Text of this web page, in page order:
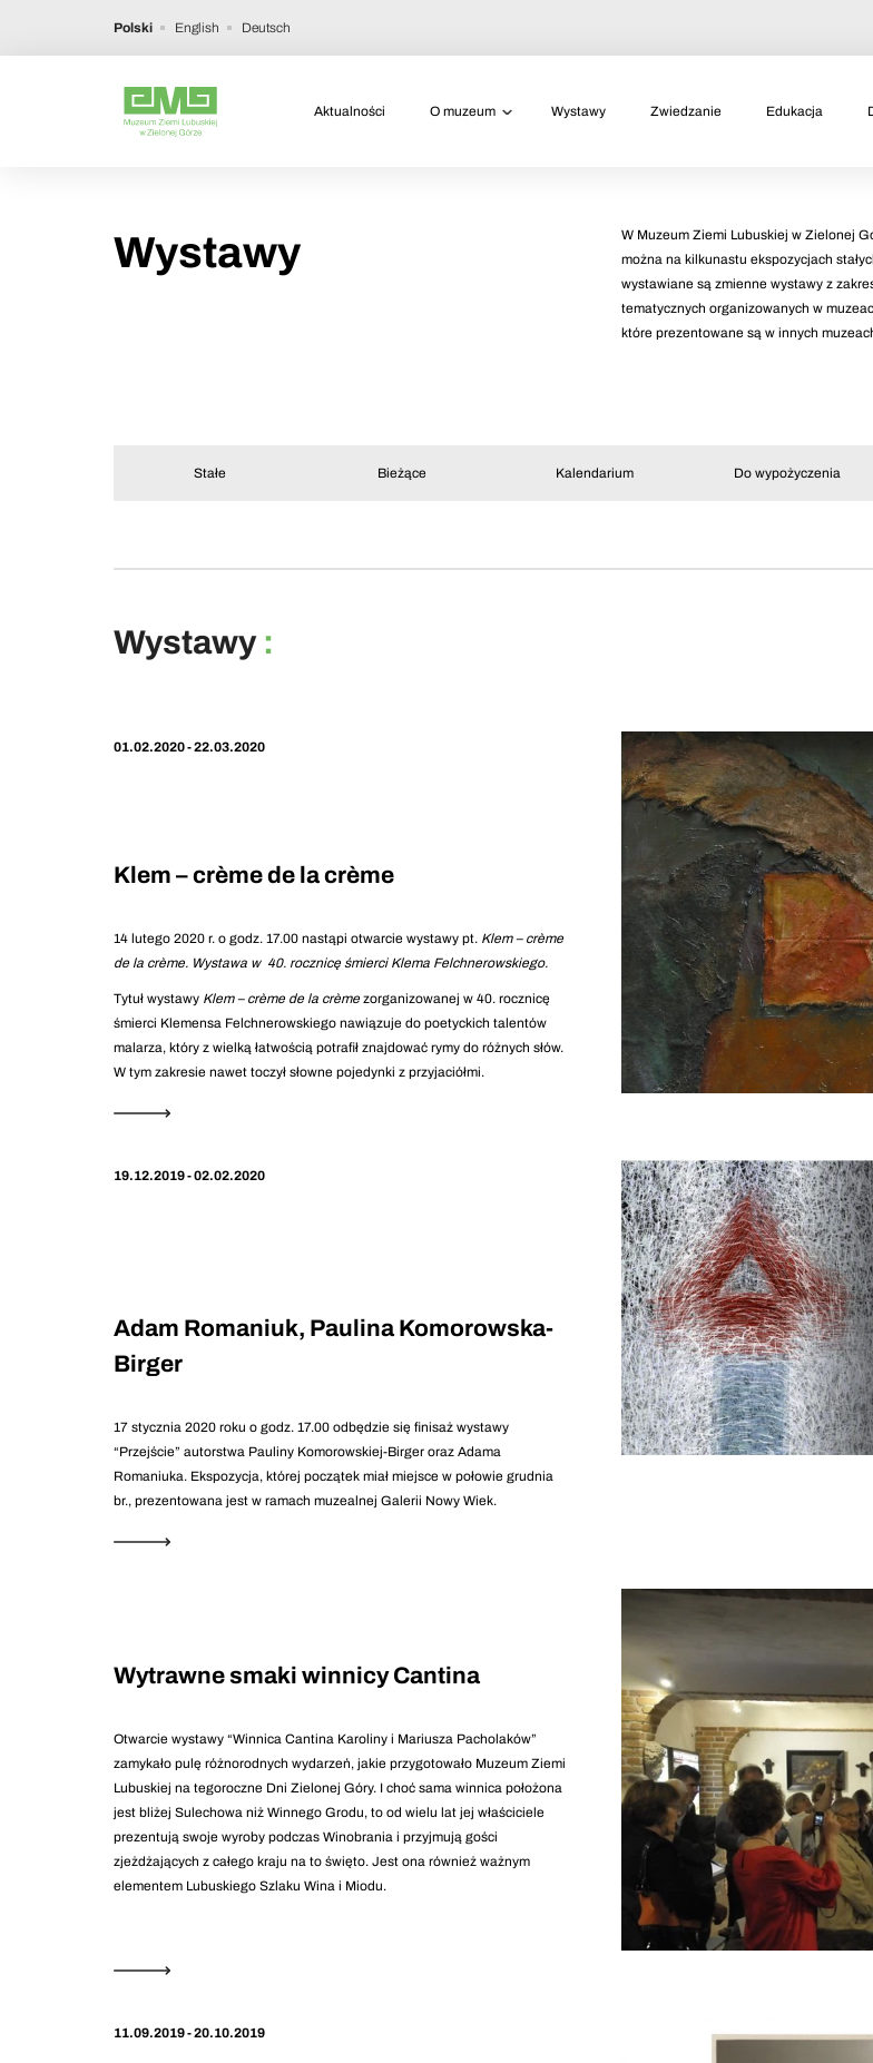
Polski English Deutsch
Aktualności O muzeum Wystawy Zwiedzanie Edukacja
Wystawy
W Muzeum Ziemi Lubuskiej w Zielonej
można na kilkunastu ekspozycjach
wystawiane są zmienne wystawy z
tematycznych organizowanych w
które prezentowane są w innych
Stałe Bieżące Kalendarium Do wypożyczenia
Wystawy :
01.02.2020 - 22.03.2020
Klem – crème de la crème
14 lutego 2020 r. o godz. 17.00 nastąpi otwarcie wystawy pt. Klem – crème
de la crème. Wystawa w 40. rocznicę śmierci Klema Felchnerowskiego.
Tytuł wystawy Klem – crème de la crème zorganizowanej w 40. rocznicę
śmierci Klemensa Felchnerowskiego nawiązuje do poetyckich talentów
malarza, który z wielką łatwością potrafił znajdować rymy do różnych słów.
W tym zakresie nawet toczył słowne pojedynki z przyjaciółmi.
19.12.2019 - 02.02.2020
Adam Romaniuk, Paulina Komorowska-
Birger
17 stycznia 2020 roku o godz. 17.00 odbędzie się finisaż wystawy
“Przejście” autorstwa Pauliny Komorowskiej-Birger oraz Adama
Romaniuka. Ekspozycja, której początek miał miejsce w połowie grudnia
br., prezentowana jest w ramach muzealnej Galerii Nowy Wiek.
Wytrawne smaki winnicy Cantina
Otwarcie wystawy “Winnica Cantina Karoliny i Mariusza Pacholaków”
zamykało pulę różnorodnych wydarzeń, jakie przygotowało Muzeum Ziemi
Lubuskiej na tegoroczne Dni Zielonej Góry. I choć sama winnica położona
jest bliżej Sulechowa niż Winnego Grodu, to od wielu lat jej właściciele
prezentują swoje wyroby podczas Winobrania i przyjmują gości
zjeżdżających z całego kraju na to święto. Jest ona również ważnym
elementem Lubuskiego Szlaku Wina i Miodu.
11.09.2019 - 20.10.2019